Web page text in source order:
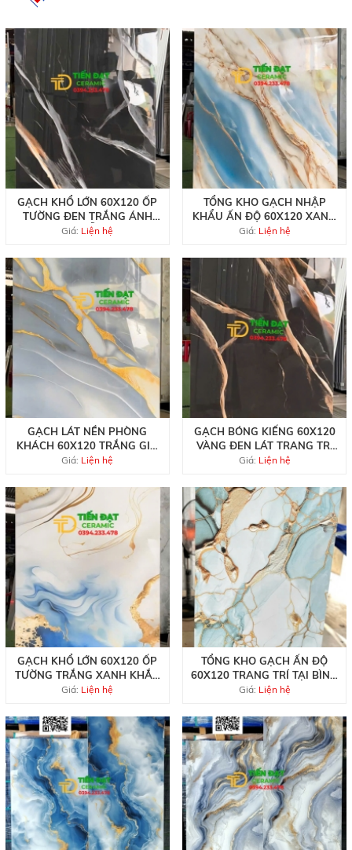
GẠCH KHỔ LỚN 60X120 ỐP
TƯỜNG ĐEN TRẮNG ÁNH
VÀNG MẪU MỚI
Giá: Liện hệ
TỔNG KHO GẠCH NHẬP
KHẨU ẤN ĐỘ 60X120 XANH
TRẮNG KHẮC VÀNG
Giá: Liện hệ
GẠCH LÁT NỀN PHÒNG
KHÁCH 60X120 TRẮNG GIẢ
ĐÁ NHŨ VÀNG
Giá: Liện hệ
GẠCH BÓNG KIẾNG 60X120
VÀNG ĐEN LÁT TRANG TRÍ
ỐP CHỤ CỔNG
Giá: Liện hệ
GẠCH KHỔ LỚN 60X120 ỐP
TƯỜNG TRẮNG XANH KHẮC
KIM
Giá: Liện hệ
TỔNG KHO GẠCH ẤN ĐỘ
60X120 TRANG TRÍ TẠI BÌNH
TRỊ ĐÔNG
Giá: Liện hệ